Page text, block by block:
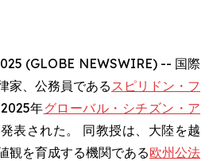
(GLOBE NEWSWIRE) -- 国際
家、公務員であるスピリドン・フ
年グローバル・シチズン・ア
表された。 同教授は、大陸を越
観を育成する機関である欧州公法